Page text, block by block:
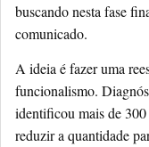
buscando nesta fase
comunicado.
A ideia é fazer uma
funcionalismo.
identificou mais de
reduzir a quantidade